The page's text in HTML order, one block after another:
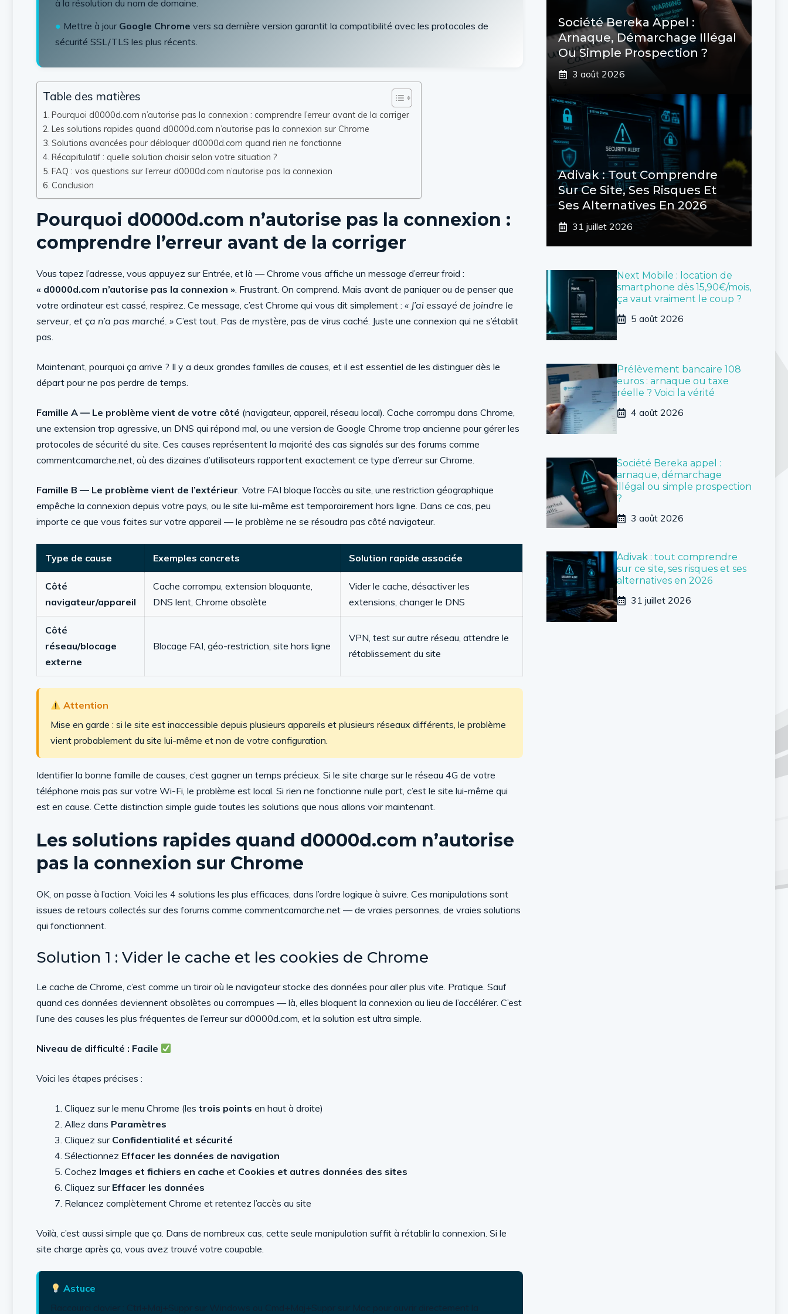
à la résolution du nom de domaine.
● Mettre à jour Google Chrome vers sa dernière version garantit la compatibilité avec les protocoles de
sécurité SSL/TLS les plus récents.
Table des matières
Pourquoi d0000d.com n’autorise pas la connexion : comprendre l’erreur avant de la corriger
Les solutions rapides quand d0000d.com n’autorise pas la connexion sur Chrome
Solutions avancées pour débloquer d0000d.com quand rien ne fonctionne
Récapitulatif : quelle solution choisir selon votre situation ?
FAQ : vos questions sur l’erreur d0000d.com n’autorise pas la connexion
Conclusion
Pourquoi d0000d.com n’autorise pas la connexion :
comprendre l’erreur avant de la corriger
Vous tapez l’adresse, vous appuyez sur Entrée, et là — Chrome vous affiche un message d’erreur froid :
« d0000d.com n’autorise pas la connexion ». Frustrant. On comprend. Mais avant de paniquer ou de penser que
votre ordinateur est cassé, respirez. Ce message, c’est Chrome qui vous dit simplement : « J’ai essayé de joindre le
serveur, et ça n’a pas marché. » C’est tout. Pas de mystère, pas de virus caché. Juste une connexion qui ne s’établit
pas.
Maintenant, pourquoi ça arrive ? Il y a deux grandes familles de causes, et il est essentiel de les distinguer dès le
départ pour ne pas perdre de temps.
Famille A — Le problème vient de votre côté (navigateur, appareil, réseau local). Cache corrompu dans Chrome,
une extension trop agressive, un DNS qui répond mal, ou une version de Google Chrome trop ancienne pour gérer les
protocoles de sécurité du site. Ces causes représentent la majorité des cas signalés sur des forums comme
commentcamarche.net, où des dizaines d’utilisateurs rapportent exactement ce type d’erreur sur Chrome.
Famille B — Le problème vient de l’extérieur. Votre FAI bloque l’accès au site, une restriction géographique
empêche la connexion depuis votre pays, ou le site lui-même est temporairement hors ligne. Dans ce cas, peu
importe ce que vous faites sur votre appareil — le problème ne se résoudra pas côté navigateur.
Type de cause Exemples concrets Solution rapide associée
Côté
navigateur/appareil
Cache corrompu, extension bloquante,
DNS lent, Chrome obsolète
Vider le cache, désactiver les
extensions, changer le DNS
Côté
réseau/blocage
externe
Blocage FAI, géo-restriction, site hors ligne
VPN, test sur autre réseau, attendre le
rétablissement du site
Attention
Mise en garde : si le site est inaccessible depuis plusieurs appareils et plusieurs réseaux différents, le problème
vient probablement du site lui-même et non de votre configuration.
Identifier la bonne famille de causes, c’est gagner un temps précieux. Si le site charge sur le réseau 4G de votre
téléphone mais pas sur votre Wi-Fi, le problème est local. Si rien ne fonctionne nulle part, c’est le site lui-même qui
est en cause. Cette distinction simple guide toutes les solutions que nous allons voir maintenant.
Les solutions rapides quand d0000d.com n’autorise
pas la connexion sur Chrome
OK, on passe à l’action. Voici les 4 solutions les plus efficaces, dans l’ordre logique à suivre. Ces manipulations sont
issues de retours collectés sur des forums comme commentcamarche.net — de vraies personnes, de vraies solutions
qui fonctionnent.
Solution 1 : Vider le cache et les cookies de Chrome
Le cache de Chrome, c’est comme un tiroir où le navigateur stocke des données pour aller plus vite. Pratique. Sauf
quand ces données deviennent obsolètes ou corrompues — là, elles bloquent la connexion au lieu de l’accélérer. C’est
l’une des causes les plus fréquentes de l’erreur sur d0000d.com, et la solution est ultra simple.
Niveau de difficulté : Facile
Voici les étapes précises :
Cliquez sur le menu Chrome (les trois points en haut à droite)
Allez dans Paramètres
Cliquez sur Confidentialité et sécurité
Sélectionnez Effacer les données de navigation
Cochez Images et fichiers en cache et Cookies et autres données des sites
Cliquez sur Effacer les données
Relancez complètement Chrome et retentez l’accès au site
Voilà, c’est aussi simple que ça. Dans de nombreux cas, cette seule manipulation suffit à rétablir la connexion. Si le
site charge après ça, vous avez trouvé votre coupable.
Astuce
Société Bereka Appel :
Arnaque, Démarchage Illégal
Ou Simple Prospection ?
3 août 2026
Adivak : Tout Comprendre
Sur Ce Site, Ses Risques Et
Ses Alternatives En 2026
31 juillet 2026
Next Mobile : location de
smartphone dès 15,90€/mois,
ça vaut vraiment le coup ?
5 août 2026
Prélèvement bancaire 108
euros : arnaque ou taxe
réelle ? Voici la vérité
4 août 2026
Société Bereka appel :
arnaque, démarchage
illégal ou simple prospection
?
3 août 2026
Adivak : tout comprendre
sur ce site, ses risques et ses
alternatives en 2026
31 juillet 2026